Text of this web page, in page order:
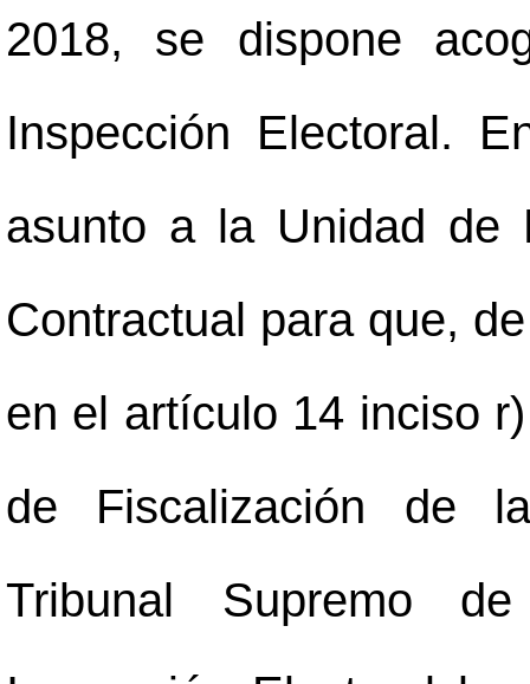
2018, se dispone
Inspección Electoral.
asunto a la Unidad de
Contractual para que,
en el artículo 14 inciso
de Fiscalización de
Tribunal Supremo